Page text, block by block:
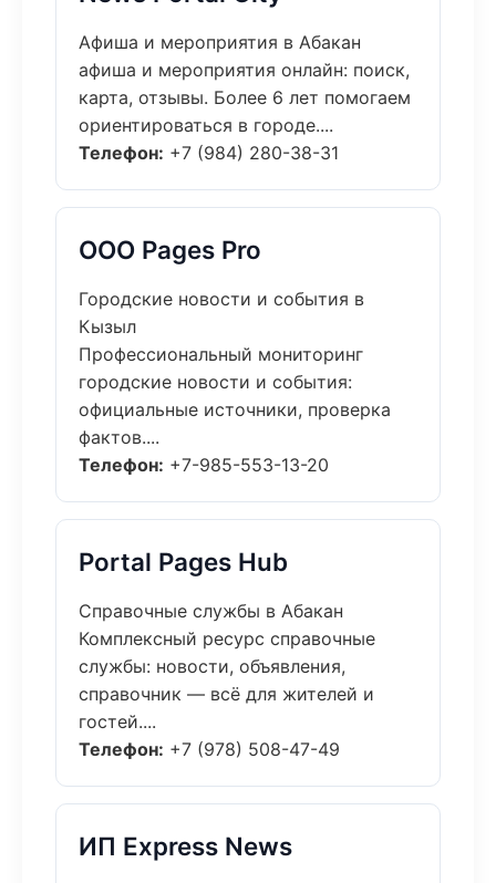
Афиша и мероприятия в Абакан
афиша и мероприятия онлайн: поиск,
карта, отзывы. Более 6 лет помогаем
ориентироваться в городе....
Телефон: +7 (984) 280-38-31
ООО Pages Pro
Городские новости и события в
Кызыл
Профессиональный мониторинг
городские новости и события:
официальные источники, проверка
фактов....
Телефон: +7-985-553-13-20
Portal Pages Hub
Справочные службы в Абакан
Комплексный ресурс справочные
службы: новости, объявления,
справочник — всё для жителей и
гостей....
Телефон: +7 (978) 508-47-49
ИП Express News